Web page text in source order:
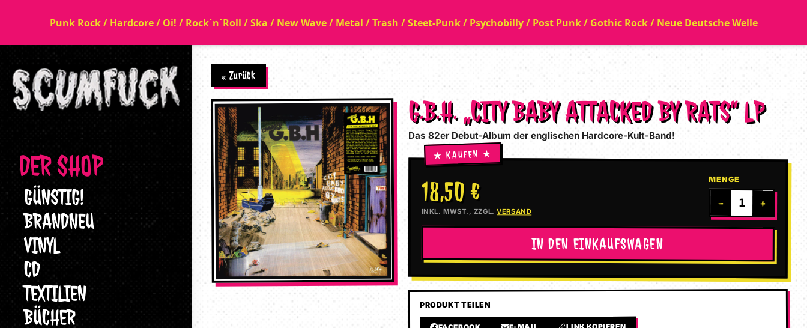
Punk Rock / Hardcore / Oi! / Rock`n´Roll / Ska / New Wave / Metal / Trash / Steet-Punk / Psychobilly / Post Punk / Gothic Rock / Neue Deutsche Welle
DER SHOP
GÜNSTIG!
BRANDNEU
VINYL
CD
TEXTILIEN
BÜCHER
« Zurück
G.B.H. „CITY BABY ATTACKED BY RATS” LP
Das 82er Debut-Album der englischen Hardcore-Kult-Band!
18,50 €
INKL. MWST., ZZGL.VERSAND
MENGE
− +
IN DEN EINKAUFSWAGEN
PRODUKT TEILEN